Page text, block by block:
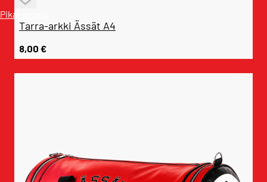
Pikakatselu
Tarra-arkki Ässät A4
8,00 €